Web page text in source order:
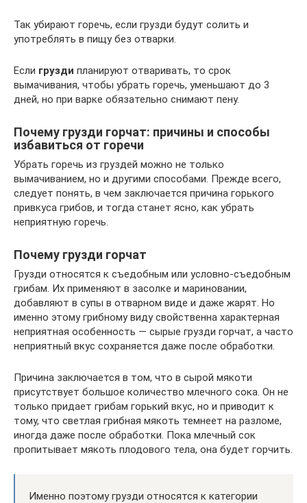
Так убирают горечь, если грузди будут солить и
употреблять в пищу без отварки.
Если грузди планируют отваривать, то срок
вымачивания, чтобы убрать горечь, уменьшают до 3
дней, но при варке обязательно снимают пену.
Почему грузди горчат: причины и способы
избавиться от горечи
Убрать горечь из груздей можно не только
вымачиванием, но и другими способами. Прежде всего,
следует понять, в чем заключается причина горького
привкуса грибов, и тогда станет ясно, как убрать
неприятную горечь.
Почему грузди горчат
Грузди относятся к съедобным или условно-съедобным
грибам. Их применяют в засолке и мариновании,
добавляют в супы в отварном виде и даже жарят. Но
именно этому грибному виду свойственна характерная
неприятная особенность — сырые грузди горчат, а часто
неприятный вкус сохраняется даже после обработки.
Причина заключается в том, что в сырой мякоти
присутствует большое количество млечного сока. Он не
только придает грибам горький вкус, но и приводит к
тому, что светлая грибная мякоть темнеет на разломе,
иногда даже после обработки. Пока млечный сок
пропитывает мякоть плодового тела, она будет горчить.
Именно поэтому грузди относятся к категории